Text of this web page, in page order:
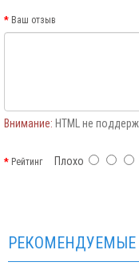
Ваш отзыв
Внимание: HTML не
РейтингПлохо
РЕКОМЕНДУЕМЫЕ